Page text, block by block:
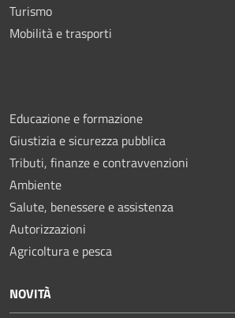
Turismo
Mobilità e trasporti
Educazione e formazione
Giustizia e sicurezza pubblica
Tributi, finanze e contravvenzioni
Ambiente
Salute, benessere e assistenza
Autorizzazioni
Agricoltura e pesca
NOVITÀ